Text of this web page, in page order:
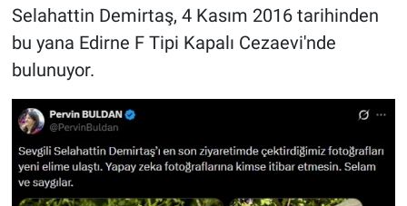
Selahattin Demirtaş, 4 Kasım 2016 tarihinden
bu yana Edirne F Tipi Kapalı Cezaevi'nde
bulunuyor.